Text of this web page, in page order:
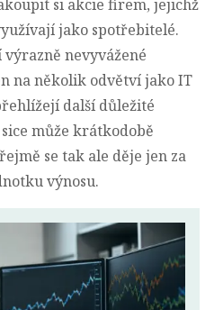
si akcie firem, jejichž
jako spotřebitelé.
nevyvážené
na několik odvětví jako IT
další důležité
může krátkodobě
se tak ale děje jen za
výnosu.